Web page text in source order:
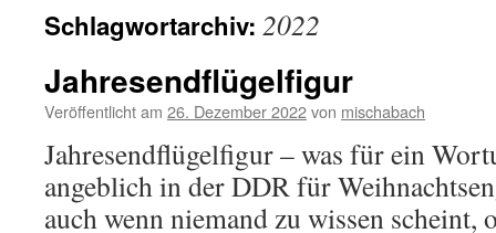
Schlagwortarchiv: 2022
Jahresendflügelfigur
Veröffentlicht am 26. Dezember 2022von mischabach
Jahresendflügelfigur – was für ein
angeblich in der DDR für
auch wenn niemand zu wissen scheint,